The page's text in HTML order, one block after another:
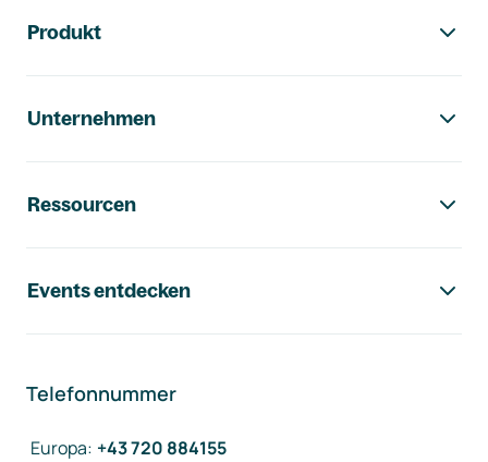
Produkt
Unternehmen
Ressourcen
Events entdecken
Telefonnummer
Europa: +43 720 884155